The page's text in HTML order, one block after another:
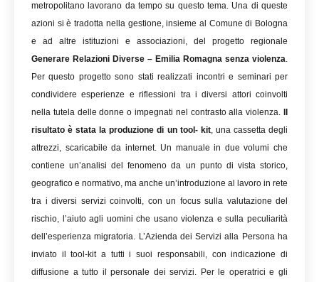
metropolitano lavorano da tempo su questo tema. Una di queste
azioni si è tradotta nella gestione, insieme al Comune di Bologna
e ad altre istituzioni e associazioni, del progetto regionale
Generare Relazioni Diverse – Emilia Romagna senza violenza.
Per questo progetto sono stati realizzati incontri e seminari per
condividere esperienze e riflessioni tra i diversi attori coinvolti
nella tutela delle donne o impegnati nel contrasto alla violenza.
risultato è stata la produzione di un tool- kit, una cassetta degli
attrezzi, scaricabile da internet. Un manuale in due volumi che
contiene un’analisi del fenomeno da un punto di vista storico,
geografico e normativo, ma anche un’introduzione al lavoro in rete
tra i diversi servizi coinvolti, con un focus sulla valutazione del
rischio, l’aiuto agli uomini che usano violenza e sulla peculiarità
dell’esperienza migratoria. L’Azienda dei Servizi alla Persona ha
inviato il tool-kit a tutti i suoi responsabili, con indicazione di
diffusione a tutto il personale dei servizi. Per le operatrici e gli